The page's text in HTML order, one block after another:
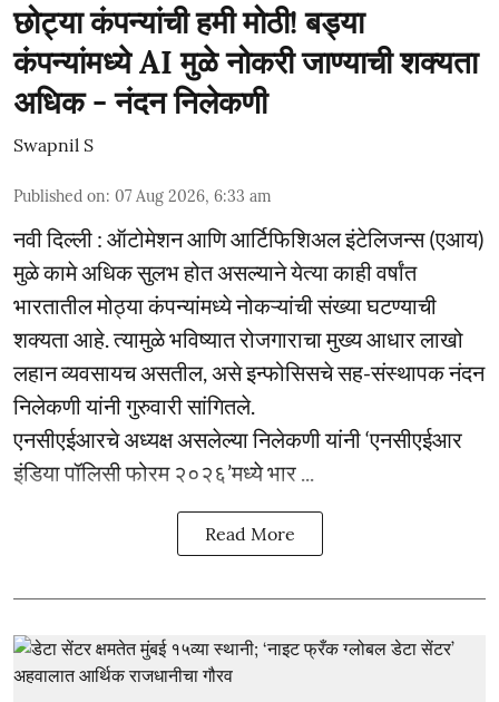
छोट्या कंपन्यांची हमी मोठी! बड्या
कंपन्यांमध्ये AI मुळे नोकरी जाण्याची शक्यता
अधिक - नंदन निलेकणी
Swapnil S
Published on: 07 Aug 2026, 6:33 am
नवी दिल्ली : ऑटोमेशन आणि आर्टिफिशिअल इंटेलिजन्स (एआय)
मुळे कामे अधिक सुलभ होत असल्याने येत्या काही वर्षांत
भारतातील मोठ्या कंपन्यांमध्ये नोकऱ्यांची संख्या घटण्याची
शक्यता आहे. त्यामुळे भविष्यात रोजगाराचा मुख्य आधार लाखो
लहान व्यवसायच असतील, असे इन्फोसिसचे सह-संस्थापक नंदन
निलेकणी यांनी गुरुवारी सांगितले.
एनसीएईआरचे अध्यक्ष असलेल्या निलेकणी यांनी ‘एनसीएईआर
इंडिया पॉलिसी फोरम २०२६’मध्ये भार ...
Read More